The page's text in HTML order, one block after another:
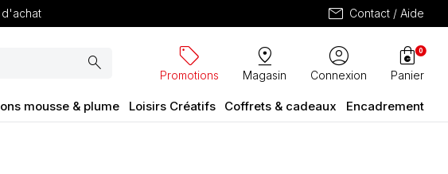
mail Contact / Aide
search sell
Promotions
pin_drop
Magasin
account_circle
Connexion
shopping_bag
Panier
0
mousse & plume Loisirs Créatifs Coffrets & cadeaux Encadrement